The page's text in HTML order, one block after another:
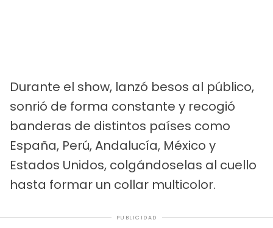
Durante el show, lanzó besos al público,
sonrió de forma constante y recogió
banderas de distintos países como
España, Perú, Andalucía, México y
Estados Unidos, colgándoselas al cuello
hasta formar un collar multicolor.
PUBLICIDAD